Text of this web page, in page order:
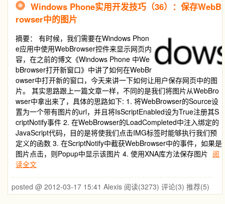
Windows Phone实用开发技巧（36）：保存WebB
rowser中的图片
摘要： 有时候，我们需要在Windows Phon
e应用中使用WebBrowser控件来显示网页内
容，在之前的博文《Windows Phone 中We
bBrowser打开新窗口》中讲了如何在WebBr
owser中打开新的窗口，今天来讲一下如何让用户保存网页中的图
片。 其实思路跟上一篇文章一样，不同的是我们将图片从WebBro
wser中拿出来了，具体的思路如下: 1. 将WebBrowser的Source设
置为一个带有图片的url，并且将IsScriptEnabled设为True注册其S
criptNotify事件 2. 在WebBrowser的LoadCompleted中注入绑定的
JavaScript代码，目的是将使我们点击IMG标签时能够执行我们预
定义的函数 3. 在ScriptNotify中截获WebBrowser中的事件，如果是
图片点击，则Popup中显示该图片 4. 使用XNA库方法保存图片 阅
读全文
posted @ 2012-03-17 15:41 Alexis 阅读(3273) 评论(3) 推荐(5)